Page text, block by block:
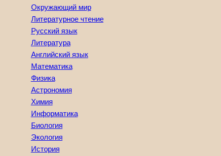
Окружающий мир
Литературное чтение
Русский язык
Литература
Английский язык
Математика
Физика
Астрономия
Химия
Информатика
Биология
Экология
История